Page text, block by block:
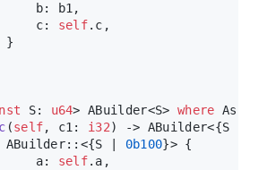
b: b1,
c:
self.c,
}
S: u64> ABuilder<S> where
c (self, c1: i32) -> ABuilder<{S |
ABuilder::<{S |
0b100}> {
a:
self.a,